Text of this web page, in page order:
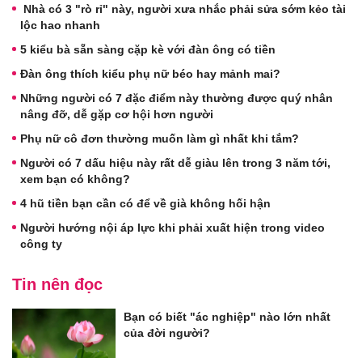
Nhà có 3 "rò rỉ" này, người xưa nhắc phải sửa sớm kẻo tài
lộc hao nhanh
5 kiểu bà sẵn sàng cặp kè với đàn ông có tiền
Đàn ông thích kiểu phụ nữ béo hay mảnh mai?
Những người có 7 đặc điểm này thường được quý nhân
nâng đỡ, dễ gặp cơ hội hơn người
Phụ nữ cô đơn thường muốn làm gì nhất khi tắm?
Người có 7 dấu hiệu này rất dễ giàu lên trong 3 năm tới,
xem bạn có không?
4 hũ tiền bạn cần có để về già không hối hận
Người hướng nội áp lực khi phải xuất hiện trong video
công ty
Tin nên đọc
Bạn có biết "ác nghiệp" nào lớn nhất
của đời người?